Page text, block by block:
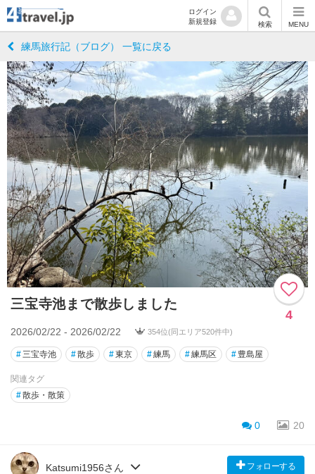
ログイン
新規登録
検索 MENU
練馬旅行記（ブログ） 一覧に戻る
三宝寺池まで散歩しました
4
2026/02/22 - 2026/02/22 354位(同エリア520件中)
#三宝寺池 #散歩 #東京 #練馬 #練馬区 # 豊島屋
関連タグ
#散歩・散策
0 20
Katsumi1956さん フォローする